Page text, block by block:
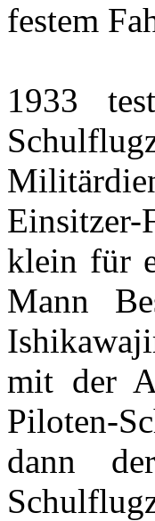
festem
1933
Einsitzer-
klein für
Mann
mit der
Piloten-
dann